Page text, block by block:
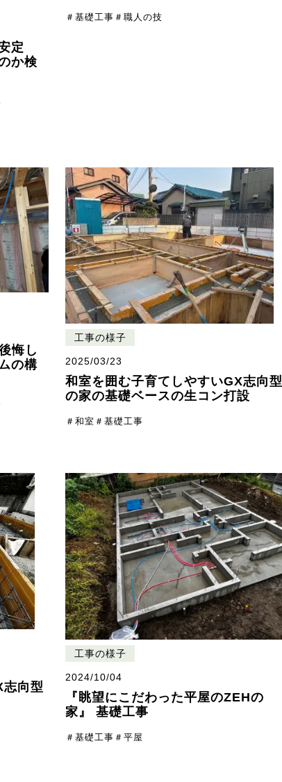
定
か検
＃基礎工事 ＃職人の技
悔し
の構
工事の様子
2025/03/23
和室を囲む子育てしやすいGX志向型
の家の基礎ベースの生コン打設
＃和室 ＃基礎工事
向型
工事の様子
2024/10/04
『眺望にこだわった平屋のZEHの
家』 基礎工事
＃基礎工事 ＃平屋